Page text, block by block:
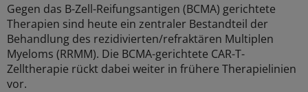
Gegen das B-Zell-Reifungsantigen (BCMA) gerichtete
Therapien sind heute ein zentraler Bestandteil der
Behandlung des rezidivierten/refraktären Multiplen
Myeloms (RRMM). Die BCMA-gerichtete CAR-T-
Zelltherapie rückt dabei weiter in frühere Therapielinien
vor.